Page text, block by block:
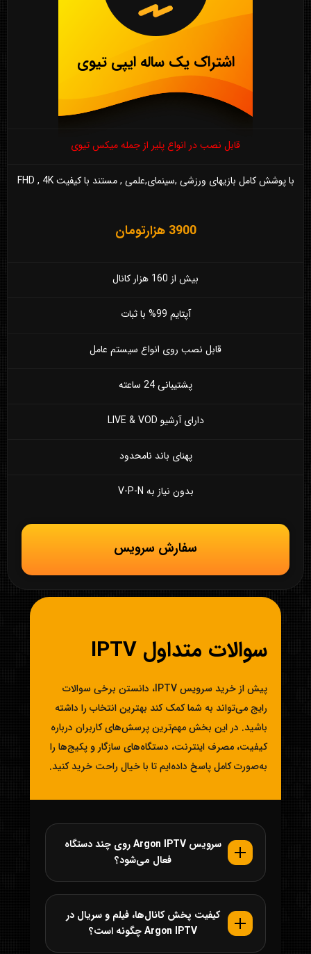
اشتراک یک ساله ایپی تیوی
قابل نصب در انواع پلیر از جمله میکس تیوی
با پوشش کامل بازیهای ورزشی ,سینمای,علمی , مستند با کیفیت FHD , 4K
3900 هزارتومان
بیش از 160 هزار کانال
آپتایم 99% با ثبات
قابل نصب روی انواع سیستم عامل
پشتیبانی 24 ساعته
دارای آرشیو LIVE & VOD
پهنای باند نامحدود
بدون نیاز به V-P-N
سفارش سرویس
سوالات متداول IPTV
پیش از خرید سرویس IPTV، دانستن برخی سوالات
رایج می‌تواند به شما کمک کند بهترین انتخاب را داشته
باشید. در این بخش مهم‌ترین پرسش‌های کاربران درباره
کیفیت، مصرف اینترنت، دستگاه‌های سازگار و پکیج‌ها را
به‌صورت کامل پاسخ داده‌ایم تا با خیال راحت خرید کنید.
سرویس Argon IPTV روی چند دستگاه
فعال می‌شود؟
کیفیت پخش کانال‌ها، فیلم و سریال در
Argon IPTV چگونه است؟